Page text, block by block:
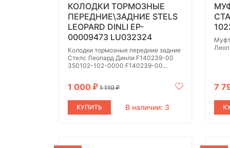
КОЛОДКИ ТОРМОЗНЫЕ
ПЕРЕДНИЕ\ЗАДНИЕ STELS
LEOPARD DINLI EP-
00009473 LU032324
Колодки тормозные передние задние
Стелс Леопард Динли F140239-00
350102-102-0000 F140239-00...
1 000 ₽ 1 110₽
КУПИТЬ В наличии: 3
7